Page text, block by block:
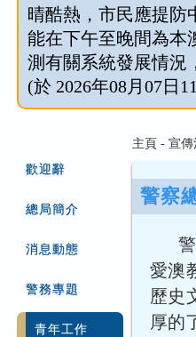
晴酷熱，市民應提防
能在下午至晚間為本
測有關系統發展情況
(於 2026年08月07日
歡迎辭
總局簡介
消息動態
警務專題
青年工作
主頁 - 宣
警察
愛澳
歷史
厚的